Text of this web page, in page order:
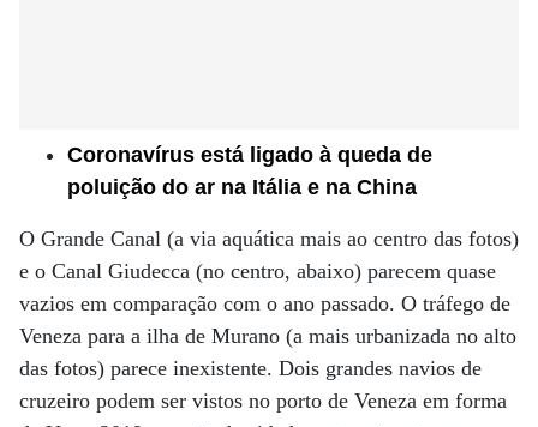
Coronavírus está ligado à queda de
poluição do ar na Itália e na China
O Grande Canal (a via aquática mais ao centro das fotos)
e o Canal Giudecca (no centro, abaixo) parecem quase
vazios em comparação com o ano passado. O tráfego de
Veneza para a ilha de Murano (a mais urbanizada no alto
das fotos) parece inexistente. Dois grandes navios de
cruzeiro podem ser vistos no porto de Veneza em forma